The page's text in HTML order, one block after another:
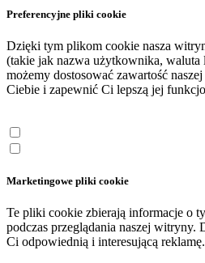
Preferencyjne pliki cookie
Dzięki tym plikom cookie nasza
(takie jak nazwa użytkownika, waluta
możemy dostosować zawartość
Ciebie i zapewnić Ci lepszą jej
Marketingowe pliki cookie
Te pliki cookie zbierają informacje o
podczas przeglądania naszej witryny.
Ci odpowiednią i interesującą reklamę.